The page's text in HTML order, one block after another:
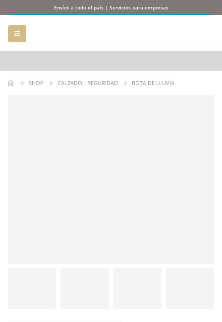
Envíos a todo el país | Servicios para empresas
SHOP CALZADO, SEGURIDAD BOTA DE LLUVIA